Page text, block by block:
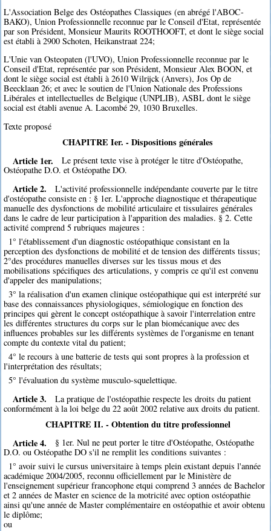
L'Association Belge des Ostéopathes Classiques (en abrégé l'ABOC-
BAKO), Union Professionnelle reconnue par le Conseil d'Etat, représentée
par son Président, Monsieur Maurits ROOTHOOFT, et dont le siège social
est établi à 2900 Schoten, Heikanstraat 224;
L'Unie van Osteopaten (l'UVO), Union Professionnelle reconnue par le
Conseil d'Etat, représentée par son Président, Monsieur Alex BOON, et
dont le siège social est établi à 2610 Wilrijck (Anvers), Jos Op de
Beecklaan 26; et avec le soutien de l'Union Nationale des Professions
Libérales et intellectuelles de Belgique (UNPLIB), ASBL dont le siège
social est établi avenue A. Lacombé 29, 1030 Bruxelles.
Texte proposé
CHAPITRE Ier. - Dispositions générales
Article 1er.
Le présent texte vise à protéger le titre d'Ostéopathe,
Ostéopathe D.O. et Ostéopathe DO.
Article 2.
L'activité professionnelle indépendante couverte par le titre
d'ostéopathe consiste en : § 1er. L'approche diagnostique et thérapeutique
manuelle des dysfonctions de mobilité articulaire et tissulaires générales
dans le cadre de leur participation à l'apparition des maladies. § 2. Cette
activité comprend 5 rubriques majeures :
1° l'établissement d'un diagnostic ostéopathique consistant en la
perception des dysfonctions de mobilité et de tension des différents tissus;
2°des procédures manuelles diverses sur les tissus mous et des
mobilisations spécifiques des articulations, y compris ce qu'il est convenu
d'appeler des manipulations;
3° la réalisation d'un examen clinique ostéopathique qui est interprété sur
base des connaissances physiologiques, sémiologique en fonction des
principes qui gèrent le concept ostéopathique à savoir l'interrelation entre
les différentes structures du corps sur le plan biomécanique avec des
influences probables sur les différents systèmes de l'organisme en tenant
compte du contexte vital du patient;
4° le recours à une batterie de tests qui sont propres à la profession et
l'interprétation des résultats;
5° l'évaluation du système musculo-squelettique.
Article 3.
La pratique de l'ostéopathie respecte les droits du patient
conformément à la loi belge du 22 août 2002 relative aux droits du patient.
CHAPITRE II. - Obtention du titre professionnel
Article 4.
§ 1er. Nul ne peut porter le titre d'Ostéopathe, Ostéopathe
D.O. ou Ostéopathe DO s'il ne remplit les conditions suivantes :
1° avoir suivi le cursus universitaire à temps plein existant depuis l'année
académique 2004/2005, reconnu officiellement par le Ministère de
l'enseignement supérieur francophone etqui comprend 3 années de Bachelor
et 2 années de Master en science de la motricité avec option ostéopathie
ainsi qu'une année de Master complémentaire en ostéopathie et avoir obtenu
le diplôme;
ou